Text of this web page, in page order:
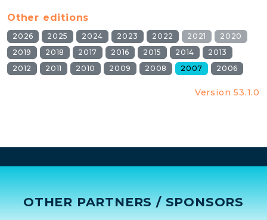
Other editions
2026 2025 2024 2023 2022 2021
2020
2019
2018 2017 2016 2015 2014
2013
2012
2011 2010 2009 2008 2007 2006
Version 53.1.0
OTHER PARTNERS / SPONSORS